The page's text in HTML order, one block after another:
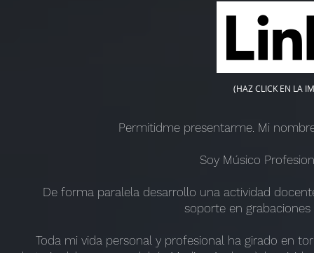
(HAZ CLICK EN LA
Permitidme presentarme. Mi
Soy Músico
De forma paralela desarrollo una actividad
soporte en
Toda mi vida personal y profesional ha girado en